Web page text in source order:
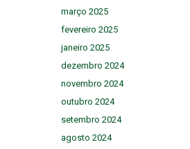
março 2025
fevereiro 2025
janeiro 2025
dezembro 2024
novembro 2024
outubro 2024
setembro 2024
agosto 2024